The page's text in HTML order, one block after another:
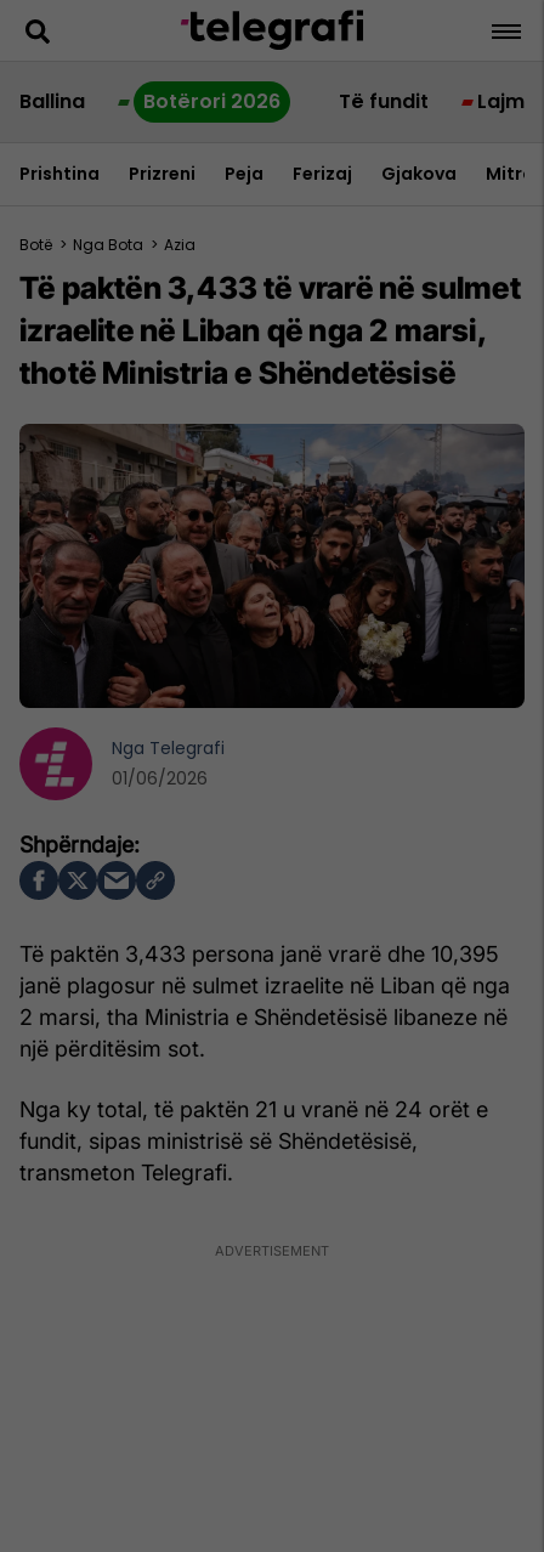
Ballina Botërori 2026 Të fundit Lajme
Prishtina Prizreni Peja Ferizaj Gjakova
Botë > Nga Bota > Azia
Të paktën 3,433 të vrarë në sulmet
izraelite në Liban që nga 2 marsi,
thotë Ministria e Shëndetësisë
Të paktën 3,433 persona janë vrarë dhe 10,395
janë plagosur në sulmet izraelite në Liban që nga
2 marsi, tha Ministria e Shëndetësisë libaneze në
një përditësim sot.
Nga ky total, të paktën 21 u vranë në 24 orët e
fundit, sipas ministrisë së Shëndetësisë,
transmeton Telegrafi.
Nga Telegrafi
01/06/2026